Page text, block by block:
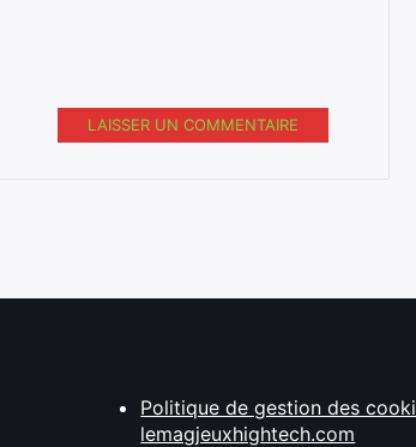
LAISSER UN COMMENTAIRE
Politique de gestion des
lemagjeuxhightech.com